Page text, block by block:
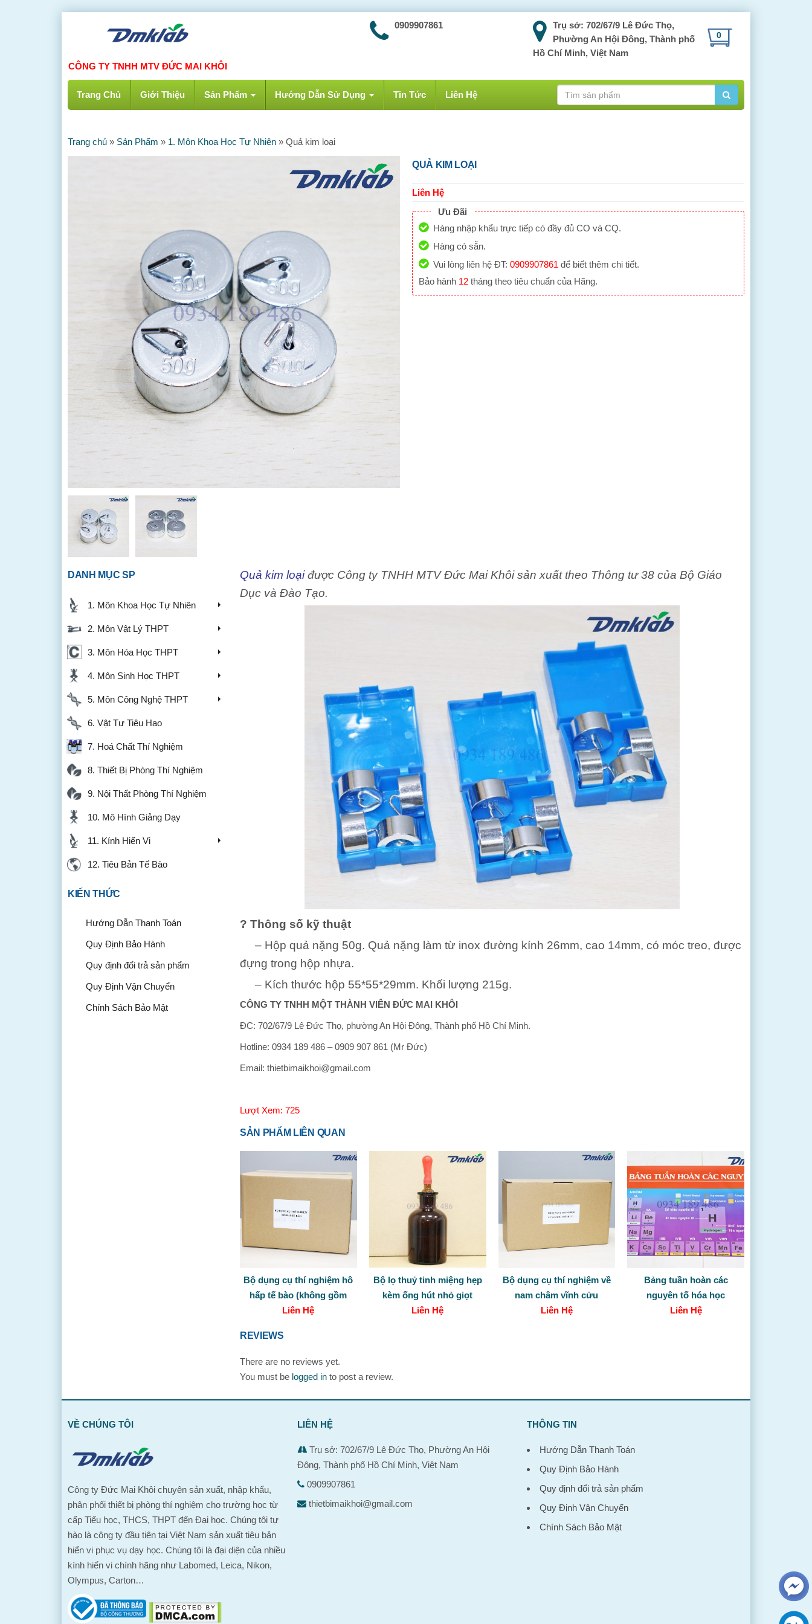
CÔNG TY TNHH MTV ĐỨC MAI KHÔI
0909907861
Trụ sở: 702/67/9 Lê Đức Thọ,
Phường An Hội Đông, Thành phố
Hồ Chí Minh, Việt Nam
0
Trang Chủ Giới Thiệu Sản Phẩm Hướng Dẫn Sử Dụng Tin Tức Liên Hệ
Trang chủ » Sản Phẩm » 1. Môn Khoa Học Tự Nhiên » Quả kim loại
QUẢ KIM LOẠI
Liên Hệ
Ưu Đãi
Hàng nhập khẩu trực tiếp có đầy đủ CO và CQ.
Hàng có sẵn.
Vui lòng liên hệ ĐT: 0909907861 để biết thêm chi tiết.
Bảo hành 12 tháng theo tiêu chuẩn của Hãng.
DANH MỤC SP
1. Môn Khoa Học Tự Nhiên
2. Môn Vật Lý THPT
3. Môn Hóa Học THPT
4. Môn Sinh Học THPT
5. Môn Công Nghệ THPT
6. Vật Tư Tiêu Hao
7. Hoá Chất Thí Nghiệm
8. Thiết Bị Phòng Thí Nghiệm
9. Nội Thất Phòng Thí Nghiệm
10. Mô Hình Giảng Dạy
11. Kính Hiển Vi
12. Tiêu Bản Tế Bào
KIẾN THỨC
Hướng Dẫn Thanh Toán
Quy Định Bảo Hành
Quy định đổi trả sản phẩm
Quy Định Vận Chuyển
Chính Sách Bảo Mật
Quả kim loạiđược Công ty TNHH MTV Đức Mai Khôi sản xuất theo Thông tư 38 của Bộ Giáo
Dục và Đào Tạo.
? Thông số kỹ thuật
– Hộp quả nặng 50g. Quả nặng làm từ inox đường kính 26mm, cao 14mm, có móc treo, được
đựng trong hộp nhựa.
– Kích thước hộp 55*55*29mm. Khối lượng 215g.
CÔNG TY TNHH MỘT THÀNH VIÊN ĐỨC MAI KHÔI
ĐC: 702/67/9 Lê Đức Thọ, phường An Hội Đông, Thành phố Hồ Chí Minh.
Hotline: 0934 189 486 – 0909 907 861 (Mr Đức)
Email: thietbimaikhoi@gmail.com
Lượt Xem: 725
SẢN PHẨM LIÊN QUAN
Bộ dụng cụ thí nghiệm hô
hấp tế bào (không gồm
TBDC)
Liên Hệ
Bộ lọ thuỷ tinh miệng hẹp
kèm ống hút nhỏ giọt
Liên Hệ
Bộ dụng cụ thí nghiệm về
nam châm vĩnh cửu
Liên Hệ
Bảng tuần hoàn các
nguyên tố hóa học
Liên Hệ
REVIEWS
There are no reviews yet.
You must be logged in to post a review.
VỀ CHÚNG TÔI
Công ty Đức Mai Khôi chuyên sản xuất, nhập khẩu,
phân phối thiết bị phòng thí nghiệm cho trường học từ
cấp Tiểu học, THCS, THPT đến Đại học. Chúng tôi tự
hào là công ty đầu tiên tại Việt Nam sản xuất tiêu bản
hiển vi phục vụ dạy học. Chúng tôi là đại diện của nhiều
kính hiển vi chính hãng như Labomed, Leica, Nikon,
Olympus, Carton…
LIÊN HỆ
Trụ sở: 702/67/9 Lê Đức Thọ, Phường An Hội
Đông, Thành phố Hồ Chí Minh, Việt Nam
0909907861
thietbimaikhoi@gmail.com
THÔNG TIN
Hướng Dẫn Thanh Toán
Quy Định Bảo Hành
Quy định đổi trả sản phẩm
Quy Định Vận Chuyển
Chính Sách Bảo Mật